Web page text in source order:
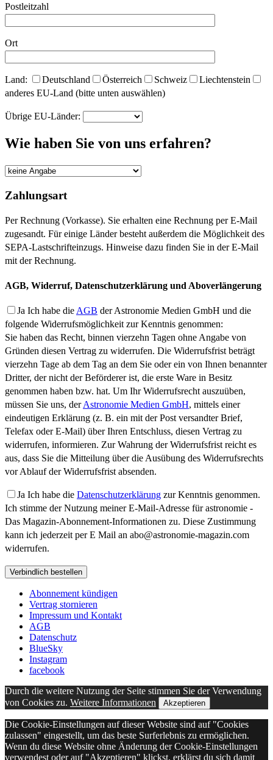
Postleitzahl
Ort
Land: Deutschland Österreich Schweiz
Liechtenstein
anderes EU-Land (bitte unten auswählen)
Übrige EU-Länder:
Wie haben Sie von uns erfahren?
Zahlungsart
Per Rechnung (Vorkasse). Sie erhalten eine Rechnung per E-Mail
zugesandt. Für einige Länder besteht außerdem die Möglichkeit des
SEPA-Lastschrifteinzugs. Hinweise dazu finden Sie in der E-Mail
mit der Rechnung.
AGB, Widerruf, Datenschutzerklärung und Aboverlängerung
Ja Ich habe die AGB der Astronomie Medien GmbH und die
folgende Widerrufsmöglichkeit zur Kenntnis genommen:
Sie haben das Recht, binnen vierzehn Tagen ohne Angabe von
Gründen diesen Vertrag zu widerrufen. Die Widerrufsfrist beträgt
vierzehn Tage ab dem Tag an dem Sie oder ein von Ihnen benannter
Dritter, der nicht der Beförderer ist, die erste Ware in Besitz
genommen haben bzw. hat. Um Ihr Widerrufsrecht auszuüben,
müssen Sie uns, derAstronomie Medien GmbH, mittels einer
eindeutigen Erklärung (z. B. ein mit der Post versandter Brief,
Telefax oder E-Mail) über Ihren Entschluss, diesen Vertrag zu
widerrufen, informieren. Zur Wahrung der Widerrufsfrist reicht es
aus, dass Sie die Mitteilung über die Ausübung des Widerrufsrechts
vor Ablauf der Widerrufsfrist absenden.
Ja Ich habe die Datenschutzerklärung zur Kenntnis genommen.
Ich stimme der Nutzung meiner E-Mail-Adresse für astronomie -
Das Magazin-Abonnement-Informationen zu. Diese Zustimmung
kann ich jederzeit per E Mail an abo@astronomie-magazin.com
widerrufen.
Bitte lasse dieses Feld leer.
Abonnement kündigen
Vertrag stornieren
Impressum und Kontakt
AGB
Datenschutz
BlueSky
Instagram
facebook
Durch die weitere Nutzung der Seite stimmen Sie der Verwendung
von Cookies zu. Weitere Informationen Akzeptieren
Die Cookie-Einstellungen auf dieser Website sind auf "Cookies
zulassen" eingestellt, um das beste Surferlebnis zu ermöglichen.
Wenn du diese Website ohne Änderung der Cookie-Einstellungen
verwendest oder auf "Akzeptieren" klickst, erklärst du sich damit